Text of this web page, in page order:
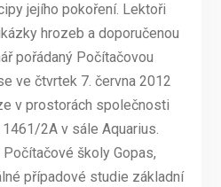
jejího pokoření. Lektoři
hrozeb a doporučenou
pořádaný Počítačovou
ve čtvrtek 7. června 2012
v prostorách společnosti
2A v sále Aquarius.
školy Gopas,
případové studie základní